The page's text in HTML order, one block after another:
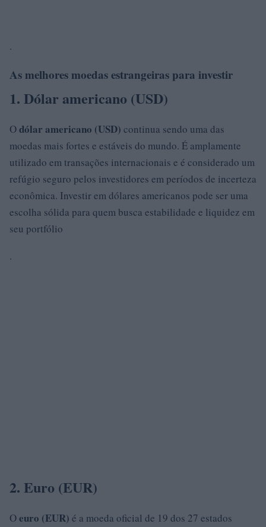
.
As melhores moedas estrangeiras para investir
1. Dólar americano (USD)
Odólar americano (USD) continua sendo uma das
moedas mais fortes e estáveis do mundo. É amplamente
utilizado em transações internacionais e é considerado um
refúgio seguro pelos investidores em períodos de incerteza
econômica. Investir em dólares americanos pode ser uma
escolha sólida para quem busca estabilidade e liquidez em
seu portfólio
.
2. Euro (EUR)
Oeuro (EUR) é a moeda oficial de 19 dos 27 estados